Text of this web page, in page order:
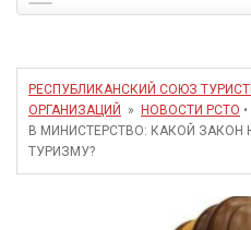
РЕСПУБЛИКАНСКИЙ СОЮЗ
ОРГАНИЗАЦИЙ
» НОВОСТИ РСТО •
В МИНИСТЕРСТВО: КАКОЙ
ТУРИЗМУ?